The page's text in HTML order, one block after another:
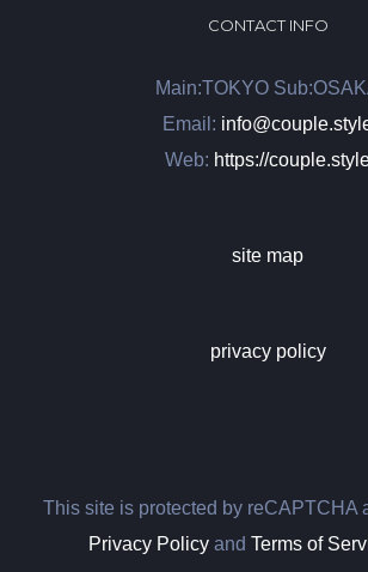
CONTACT INFO
Main:TOKYO
Email:
Web: https://
site map
privacy policy
This site is protected by reCAPTCHA
Privacy Policy and Terms of